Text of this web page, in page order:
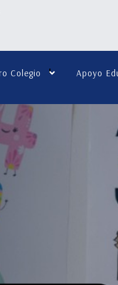
Colegio Apoyo